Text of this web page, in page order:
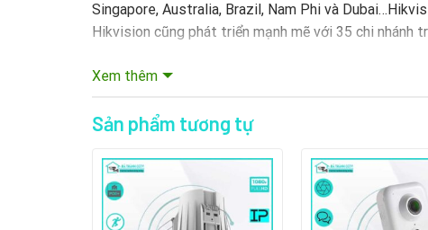
Singapore, Australia, Brazil, Nam Phi và
Hikvision cũng phát triển mạnh mẽ với 35 chi nhánh
2. Quá trình hình thành và phát
Xem thêm
Sản phẩm tương tự